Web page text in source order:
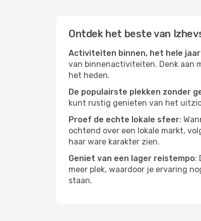
Ontdek het beste van
Activiteiten binnen, het hele
van binnenactiviteiten. Denk aan
het heden.
De populairste plekken zonder
kunt rustig genieten van het
Proef de echte lokale sfeer:
ochtend over een lokale markt,
haar ware karakter zien.
Geniet van een lager reistempo:
meer plek, waardoor je ervaring
staan.